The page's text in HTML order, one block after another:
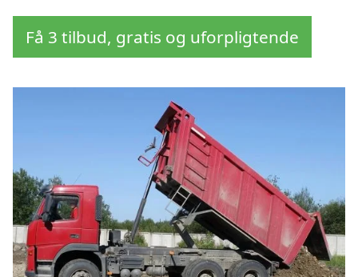
Få 3 tilbud, gratis og uforpligtende